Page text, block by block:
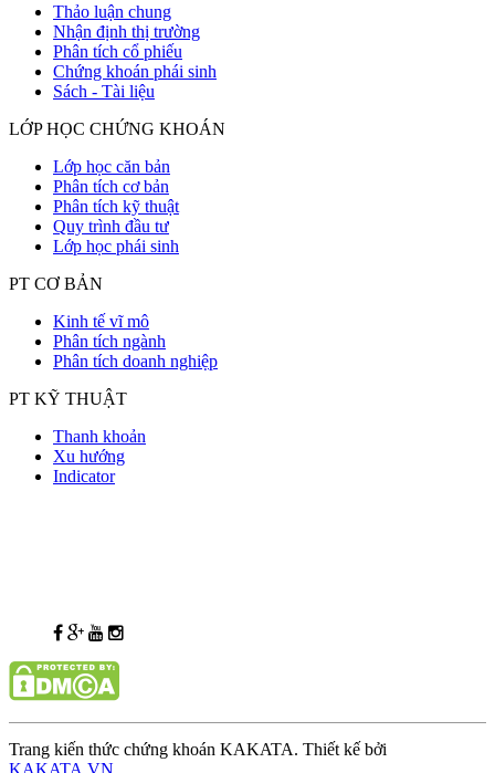
Thảo luận chung
Nhận định thị trường
Phân tích cổ phiếu
Chứng khoán phái sinh
Sách - Tài liệu
LỚP HỌC CHỨNG KHOÁN
Lớp học căn bản
Phân tích cơ bản
Phân tích kỹ thuật
Quy trình đầu tư
Lớp học phái sinh
PT CƠ BẢN
Kinh tế vĩ mô
Phân tích ngành
Phân tích doanh nghiệp
PT KỸ THUẬT
Thanh khoản
Xu hướng
Indicator
Trang kiến thức chứng khoán KAKATA. Thiết kế bởi
KAKATA.VN